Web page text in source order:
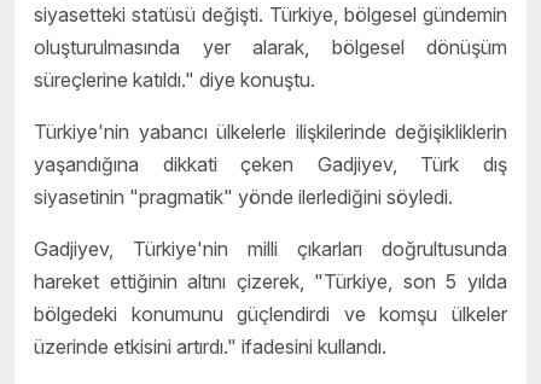
siyasetteki statüsü değişti. Türkiye, bölgesel gündemin
oluşturulmasında yer alarak, bölgesel dönüşüm
süreçlerine katıldı." diye konuştu.
Türkiye'nin yabancı ülkelerle ilişkilerinde değişikliklerin
yaşandığına dikkati çeken Gadjiyev, Türk dış
siyasetinin "pragmatik" yönde ilerlediğini söyledi.
Gadjiyev, Türkiye'nin milli çıkarları doğrultusunda
hareket ettiğinin altını çizerek, "Türkiye, son 5 yılda
bölgedeki konumunu güçlendirdi ve komşu ülkeler
üzerinde etkisini artırdı." ifadesini kullandı.